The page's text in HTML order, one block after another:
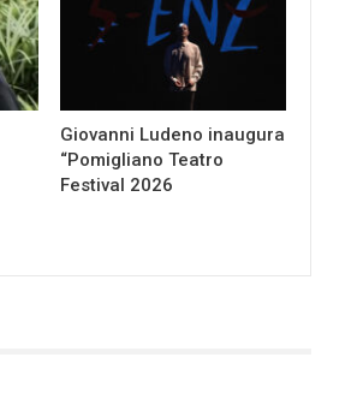
Giovanni Ludeno inaugura
“Pomigliano Teatro
Festival 2026